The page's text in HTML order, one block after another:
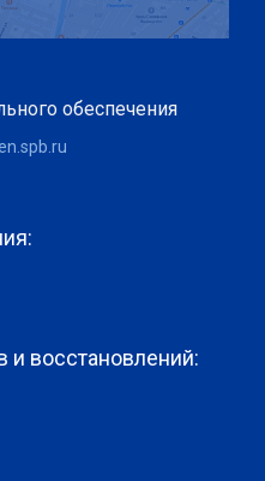
обеспечения
и восстановлений: